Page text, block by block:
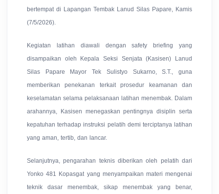
bertempat di Lapangan Tembak Lanud Silas Papare, Kamis
(7/5/2026).
Kegiatan latihan diawali dengan safety briefing yang
disampaikan oleh Kepala Seksi Senjata (Kasisen) Lanud
Silas Papare Mayor Tek Sulistyo Sukarno, S.T., guna
memberikan penekanan terkait prosedur keamanan dan
keselamatan selama pelaksanaan latihan menembak. Dalam
arahannya, Kasisen menegaskan pentingnya disiplin serta
kepatuhan terhadap instruksi pelatih demi terciptanya latihan
yang aman, tertib, dan lancar.
Selanjutnya, pengarahan teknis diberikan oleh pelatih dari
Yonko 481 Kopasgat yang menyampaikan materi mengenai
teknik dasar menembak, sikap menembak yang benar,